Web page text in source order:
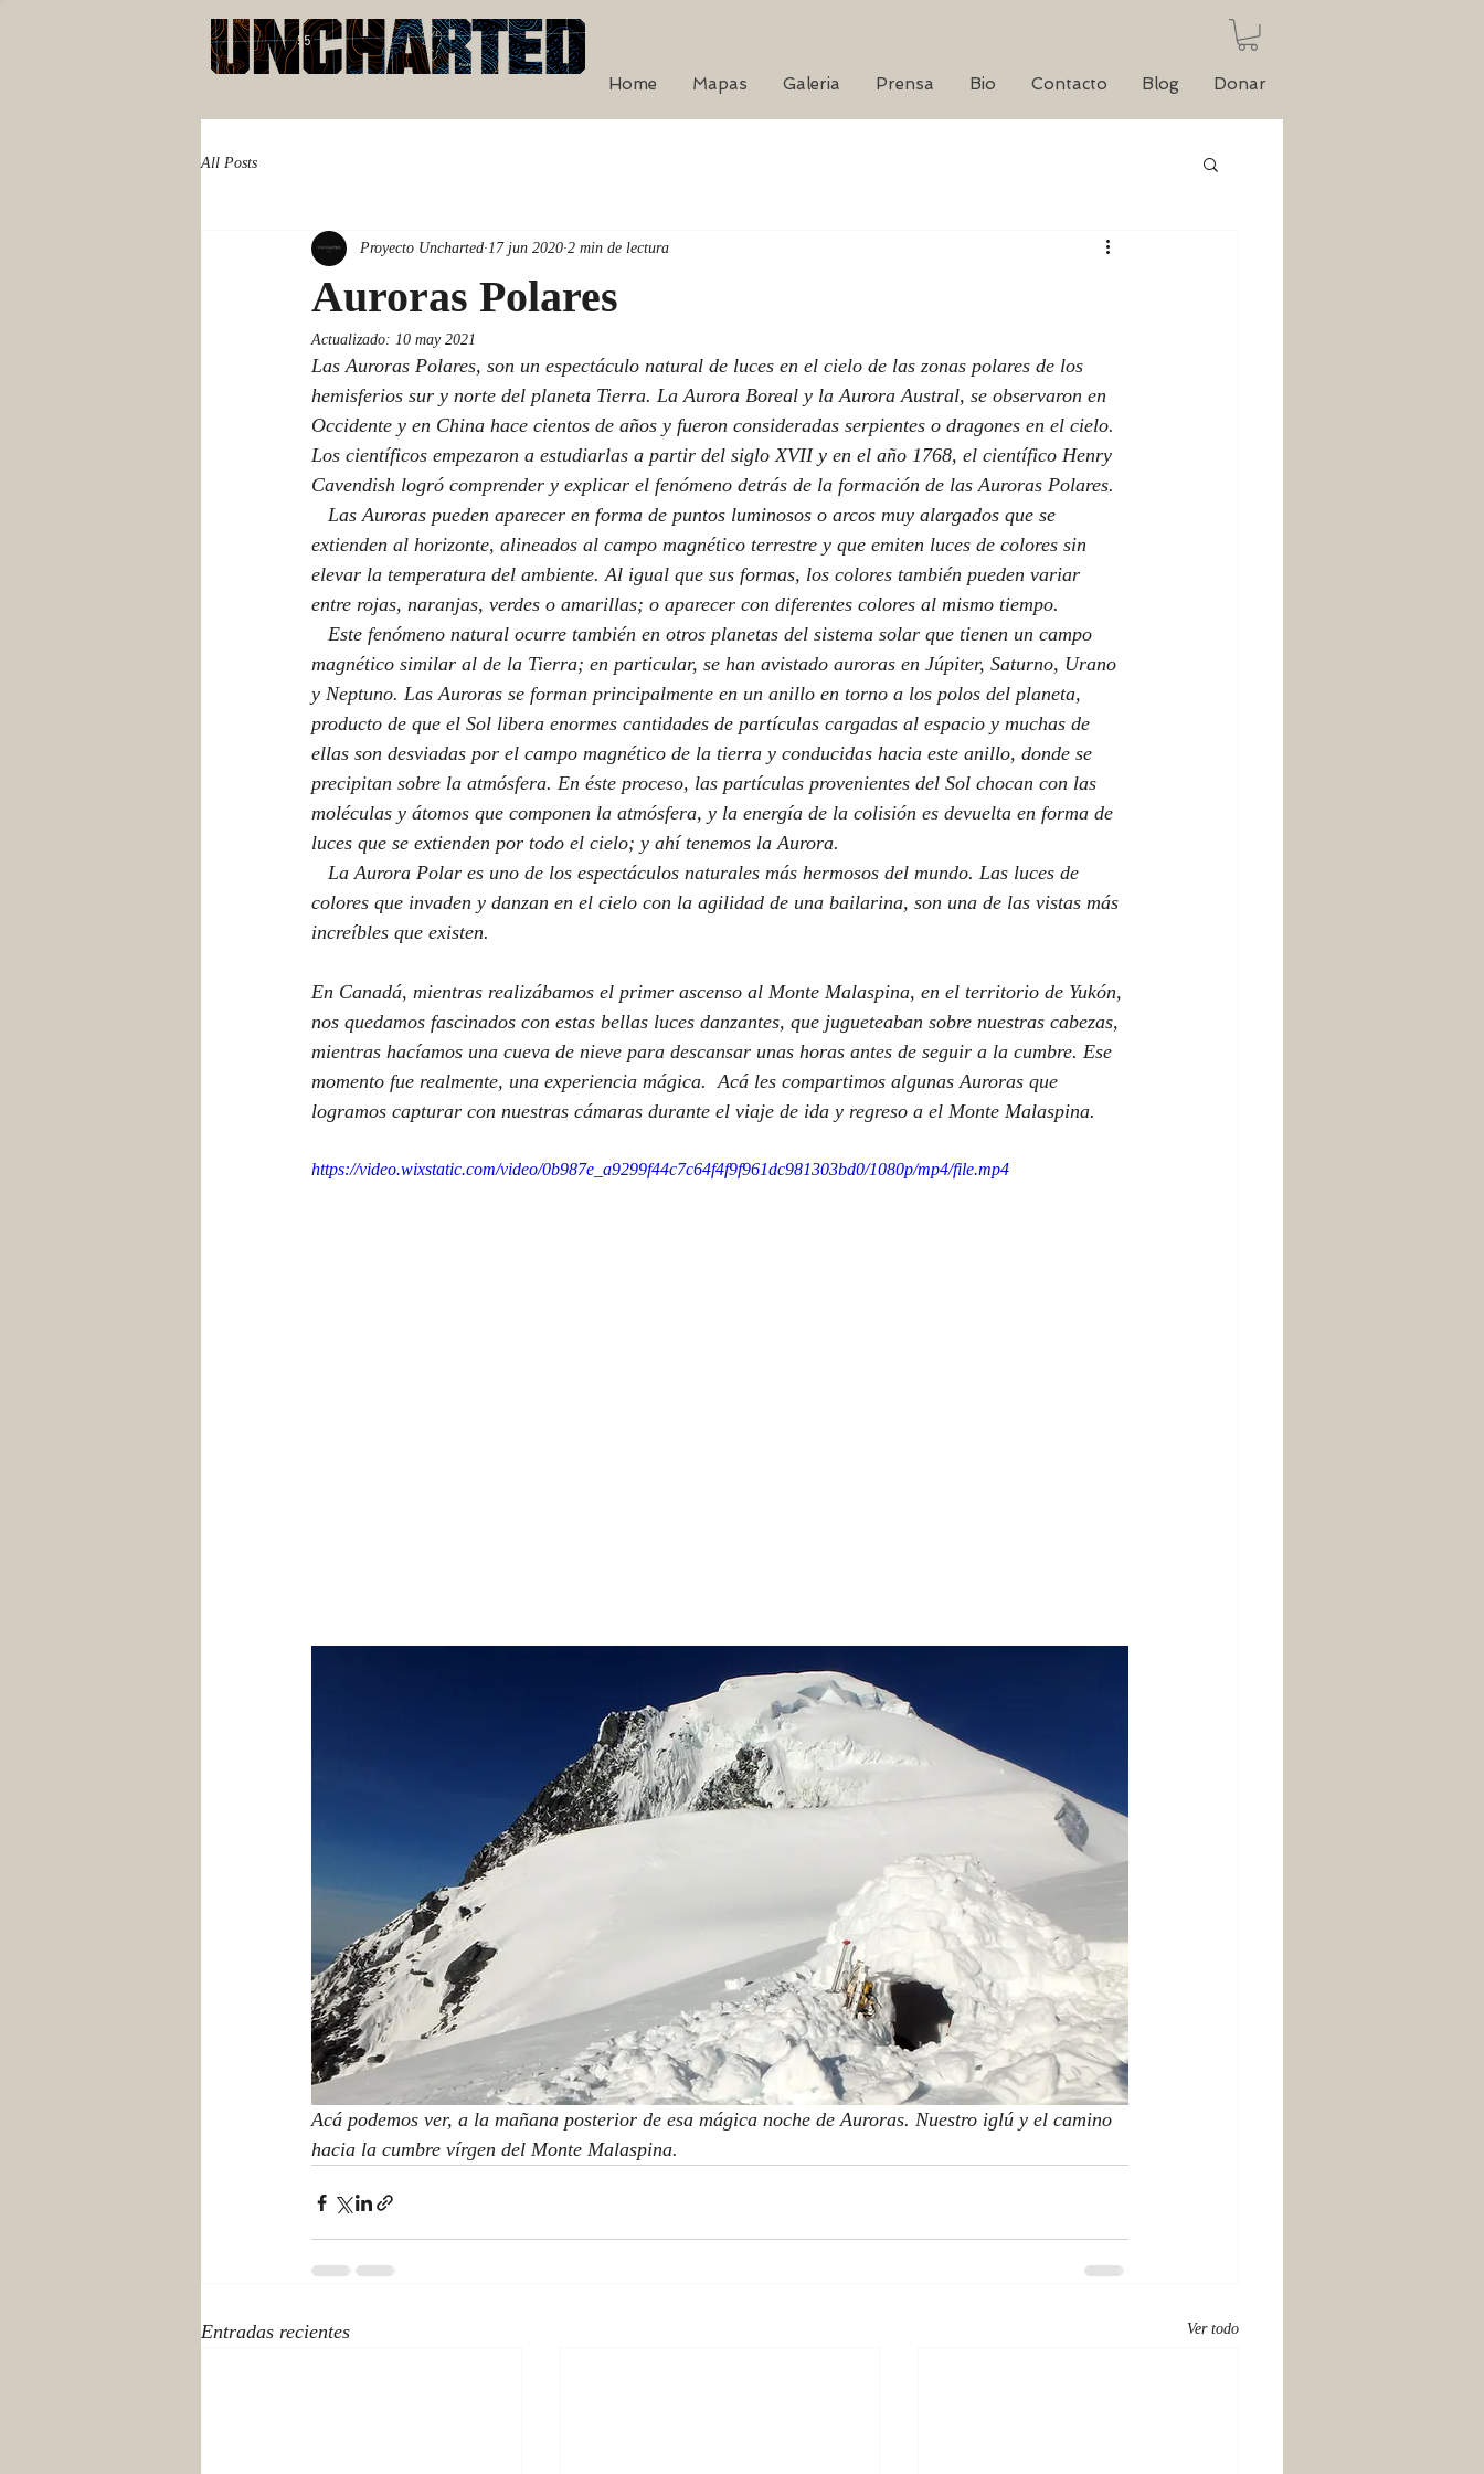
Home Mapas Galeria Prensa Bio Contacto Blog Donar
All Posts
Auroras Polares
Proyecto Uncharted 17 jun 2020 2 min de lectura
Actualizado: 10 may 2021
Las Auroras Polares, son un espectáculo natural de luces en el cielo de las zonas polares de los
hemisferios sur y norte del planeta Tierra. La Aurora Boreal y la Aurora Austral, se observaron en
Occidente y en China hace cientos de años y fueron consideradas serpientes o dragones en el cielo.
Los científicos empezaron a estudiarlas a partir del siglo XVII y en el año 1768, el científico Henry
Cavendish logró comprender y explicar el fenómeno detrás de la formación de las Auroras Polares.
extienden al horizonte, alineados al campo magnético terrestre y que emiten luces de colores sin
elevar la temperatura del ambiente. Al igual que sus formas, los colores también pueden variar
entre rojas, naranjas, verdes o amarillas; o aparecer con diferentes colores al mismo tiempo.
magnético similar al de la Tierra; en particular, se han avistado auroras en Júpiter, Saturno, Urano
y Neptuno. Las Auroras se forman principalmente en un anillo en torno a los polos del planeta,
producto de que el Sol libera enormes cantidades de partículas cargadas al espacio y muchas de
ellas son desviadas por el campo magnético de la tierra y conducidas hacia este anillo, donde se
precipitan sobre la atmósfera. En éste proceso, las partículas provenientes del Sol chocan con las
moléculas y átomos que componen la atmósfera, y la energía de la colisión es devuelta en forma de
luces que se extienden por todo el cielo; y ahí tenemos la Aurora.
colores que invaden y danzan en el cielo con la agilidad de una bailarina, son una de las vistas más
increíbles que existen.
En Canadá, mientras realizábamos el primer ascenso al Monte Malaspina, en el territorio de Yukón,
nos quedamos fascinados con estas bellas luces danzantes, que jugueteaban sobre nuestras cabezas,
mientras hacíamos una cueva de nieve para descansar unas horas antes de seguir a la cumbre. Ese
momento fue realmente, una experiencia mágica.  Acá les compartimos algunas Auroras que
logramos capturar con nuestras cámaras durante el viaje de ida y regreso a el Monte Malaspina.
https://video.wixstatic.com/video/0b987e_a9299f44c7c64f4f9f961dc981303bd0/1080p/mp4/file.mp4
Acá podemos ver, a la mañana posterior de esa mágica noche de Auroras. Nuestro iglú y el camino
hacia la cumbre vírgen del Monte Malaspina.
Entradas recientes Ver todo